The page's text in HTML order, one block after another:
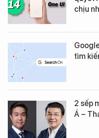
chịu
tìm
2 sếp
Á –